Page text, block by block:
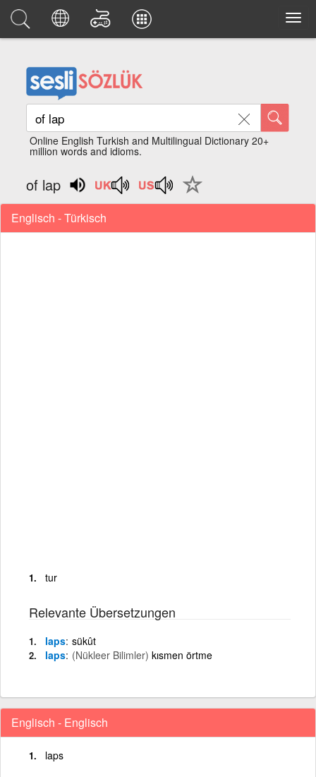
Online English Turkish and Multilingual Dictionary 20+
million words and idioms.
of lap
Englisch - Türkisch
tur
Relevante Übersetzungen
laps sükût
laps (Nükleer Bilimler) kısmen örtme
Englisch - Englisch
laps